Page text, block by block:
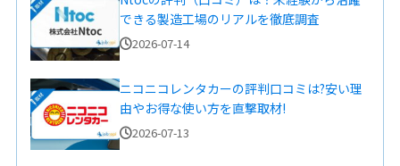
できる製造工場のリアルを徹底調査
2026-07-14
ニコニコレンタカーの評判口コミは?安い理
由やお得な使い方を直撃取材!
2026-07-13